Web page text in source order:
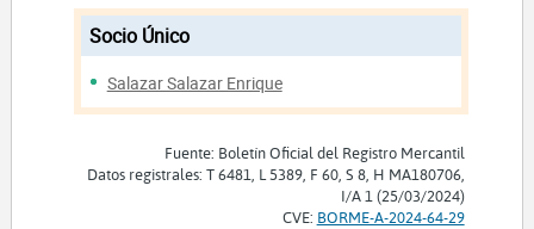
Socio Único
Salazar Salazar Enrique
Fuente: Boletín Oficial del Registro Mercantil
Datos registrales: T 6481, L 5389, F 60, S 8, H MA180706,
I/A 1 (25/03/2024)
CVE: BORME-A-2024-64-29